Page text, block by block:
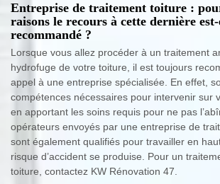
Entreprise de traitement toiture :
raisons le recours à cette dernière
recommandé ?
Lorsque vous allez procéder à un traitement
hydrofuge de votre toiture, il est toujours
appel à une entreprise spécialisée. En effet,
compétences nécessaires pour intervenir sur
en apportant les soins requis pour ne pas
opérateurs envoyés par une entreprise de
sont également qualifiés pour travailler en
risque d’accident se produise. Pour un
toiture, contactez KW Rénovation 47.